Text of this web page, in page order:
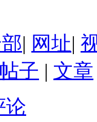
| 网址|
帖子 | 文章
论